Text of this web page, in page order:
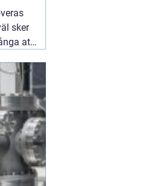
sker
att
som
2026